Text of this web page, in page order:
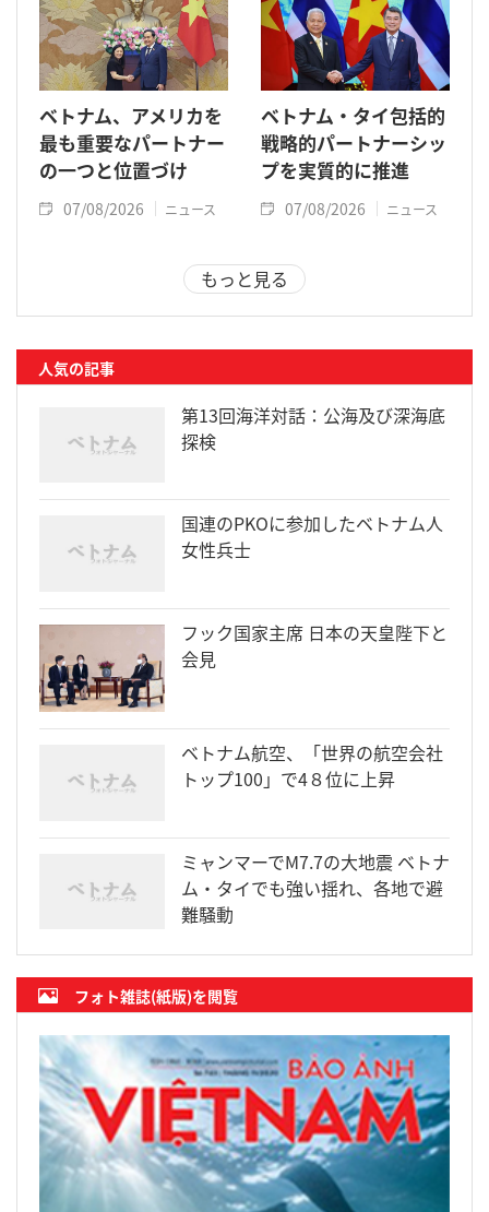
ベトナム、アメリカを
最も重要なパートナー
の一つと位置づけ
07/08/2026 ニュース
ベトナム・タイ包括的
戦略的パートナーシッ
プを実質的に推進
07/08/2026 ニュース
もっと見る
人気の記事
第13回海洋対話：公海及び深海底
探検
国連のPKOに参加したベトナム人
女性兵士
フック国家主席 日本の天皇陛下と
会見
ベトナム航空、「世界の航空会社
トップ100」で4８位に上昇
ミャンマーでM7.7の大地震 ベトナ
ム・タイでも強い揺れ、各地で避
難騒動
フォト雑誌(紙版)を閲覧